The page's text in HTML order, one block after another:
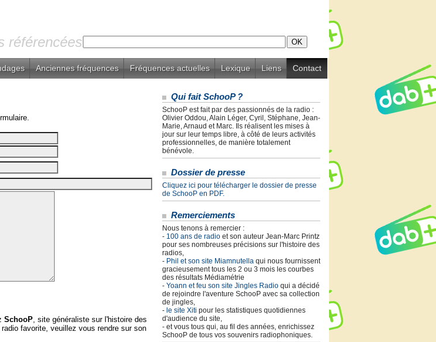
référencées
Anciennes fréquences Fréquences actuelles Lexique Liens Contact
SchooP, site généraliste sur l'histoire des
favorite, veuillez vous rendre sur son
Qui fait SchooP ?
SchooP est fait par des passionnés de la radio :
Olivier Oddou, Alain Léger, Cyril, Stéphane, Jean-
Marie, Arnaud et Marc. Ils réalisent les mises à
jour sur leur temps libre, à côté de leurs activités
professionnelles, de manière totalement
bénévole.
Dossier de presse
Cliquez ici pour télécharger le dossier de presse
de SchooP en PDF.
Remerciements
Nous tenons à remercier :
- 100 ans de radio et son auteur Jean-Marc Printz
pour ses nombreuses précisions sur l'histoire des
radios,
- Phil et son site Miamnutella qui nous fournissent
gracieusement tous les 2 ou 3 mois les courbes
des résultats Médiamétrie
- Yoann et feu son site Jingles Radio qui a décidé
de rejoindre l'aventure SchooP avec sa collection
de jingles,
- le site Xiti pour les statistiques quotidiennes
d'audience du site,
- et vous tous qui, au fil des années, enrichissez
SchooP de tous vos souvenirs radiophoniques.